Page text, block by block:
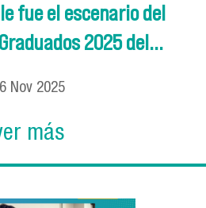
fue el escenario del
2025 del...
Nov 2025
más